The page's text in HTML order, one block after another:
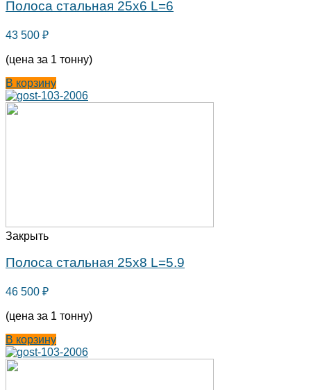
Полоса стальная 25х6 L=6
43 500 ₽
(цена за 1 тонну)
В корзину
Закрыть
Полоса стальная 25х8 L=5.9
46 500 ₽
(цена за 1 тонну)
В корзину